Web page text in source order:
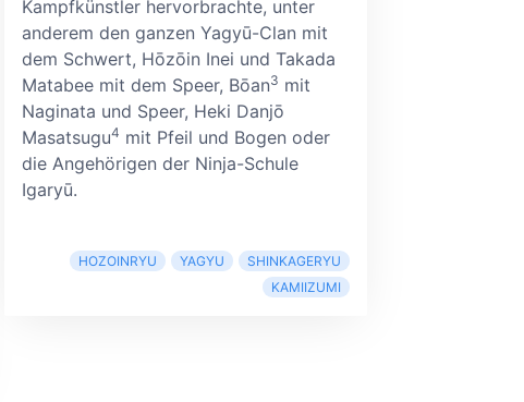
Kampfkünstler hervorbrachte, unter
anderem den ganzen Yagyū-Clan mit
dem Schwert, Hōzōin Inei und Takada
Matabee mit dem Speer, Bōan3 mit
Naginata und Speer, Heki Danjō
Masatsugu4 mit Pfeil und Bogen oder
die Angehörigen der Ninja-Schule
Igaryū.
HOZOINRYU YAGYU
SHINKAGERYU
KAMIIZUMI